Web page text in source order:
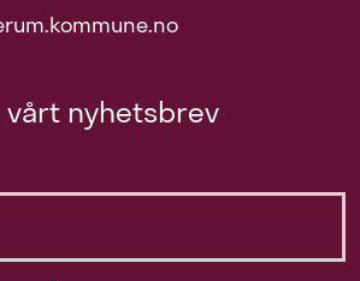
vårt nyhetsbrev